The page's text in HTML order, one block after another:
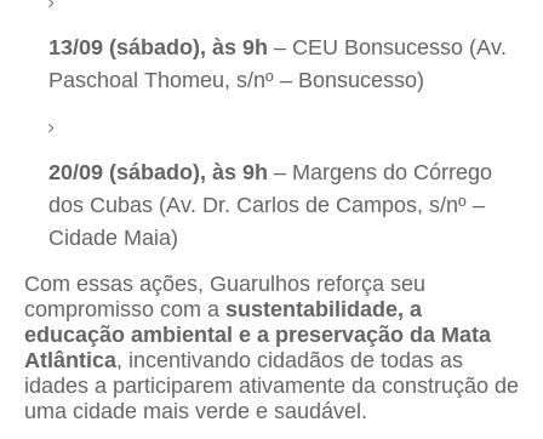
13/09 (sábado), às 9h – CEU Bonsucesso (Av.
Paschoal Thomeu, s/nº – Bonsucesso)
20/09 (sábado), às 9h – Margens do Córrego
dos Cubas (Av. Dr. Carlos de Campos, s/nº –
Cidade Maia)
Com essas ações, Guarulhos reforça seu
compromisso com a sustentabilidade, a
educação ambiental e a preservação da Mata
Atlântica, incentivando cidadãos de todas as
idades a participarem ativamente da construção de
uma cidade mais verde e saudável.